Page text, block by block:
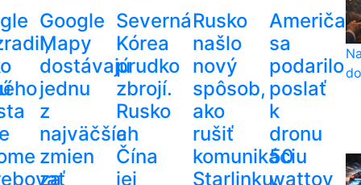
Google
Mapy
dostávajú
jednu
z
najväčších
zmien
za
Severná
Kórea
prudko
zbrojí.
Rusko
a
Čína
jej
Rusko
našlo
nový
spôsob,
ako
rušiť
komunikáciu
Starlinku.
sa
podarilo
poslať
k
dronu
50
wattov